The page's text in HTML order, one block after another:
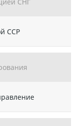
СНГ
ССР